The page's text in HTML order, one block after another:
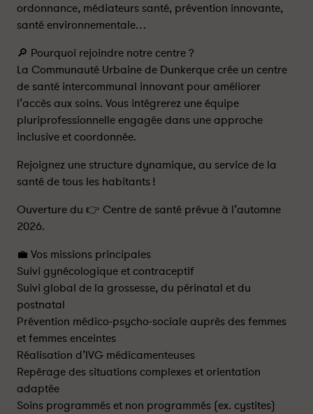
ordonnance, médiateurs santé, prévention innovante,
santé environnementale…
🔎 Pourquoi rejoindre notre centre ?
La Communauté Urbaine de Dunkerque crée un centre
de santé intercommunal innovant pour améliorer
l’accès aux soins. Vous intégrerez une équipe
pluriprofessionnelle engagée dans une approche
inclusive et coordonnée.
Rejoignez une structure dynamique, au service de la
santé de tous les habitants !
Ouverture du 👉 Centre de santé prévue à l’automne
2026.
💼 Vos missions principales
Suivi gynécologique et contraceptif
Suivi global de la grossesse, du périnatal et du
postnatal
Prévention médico-psycho-sociale auprès des femmes
et femmes enceintes
Réalisation d’IVG médicamenteuses
Repérage des situations complexes et orientation
adaptée
Soins programmés et non programmés (ex. cystites)